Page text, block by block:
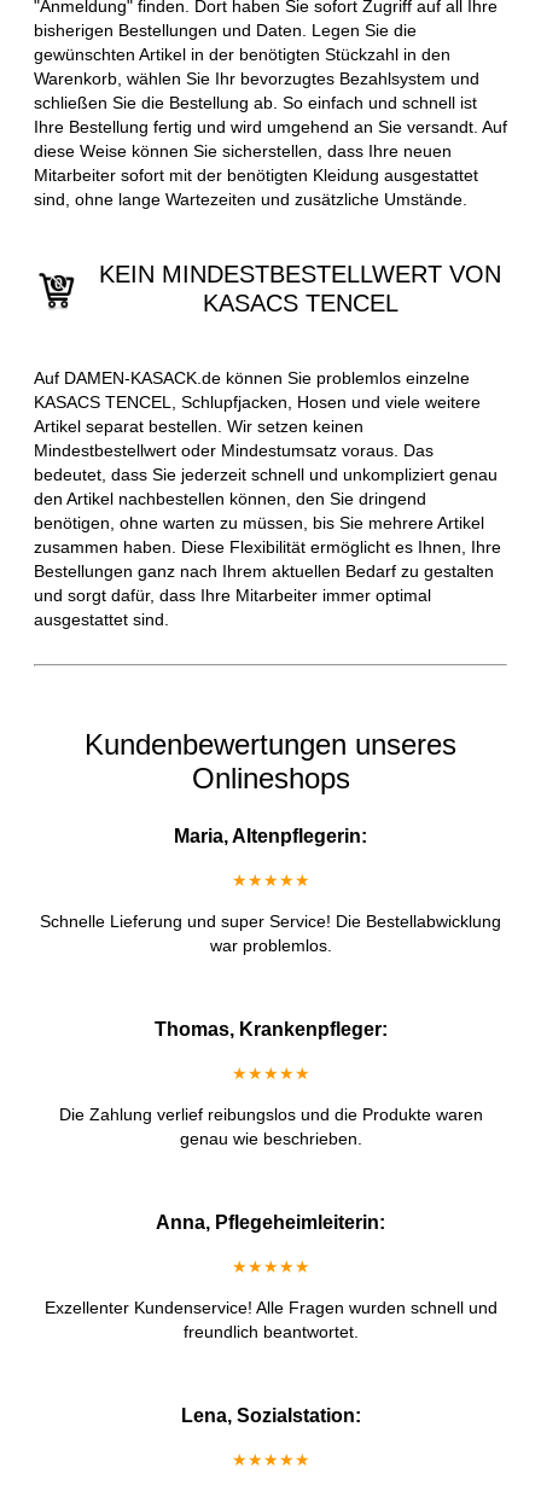
"Anmeldung" finden. Dort haben Sie sofort Zugriff auf all Ihre
bisherigen Bestellungen und Daten. Legen Sie die
gewünschten Artikel in der benötigten Stückzahl in den
Warenkorb, wählen Sie Ihr bevorzugtes Bezahlsystem und
schließen Sie die Bestellung ab. So einfach und schnell ist
Ihre Bestellung fertig und wird umgehend an Sie versandt. Auf
diese Weise können Sie sicherstellen, dass Ihre neuen
Mitarbeiter sofort mit der benötigten Kleidung ausgestattet
sind, ohne lange Wartezeiten und zusätzliche Umstände.
KEIN MINDESTBESTELLWERT VON
KASACS TENCEL
Auf DAMEN-KASACK.de können Sie problemlos einzelne
KASACS TENCEL, Schlupfjacken, Hosen und viele weitere
Artikel separat bestellen. Wir setzen keinen
Mindestbestellwert oder Mindestumsatz voraus. Das
bedeutet, dass Sie jederzeit schnell und unkompliziert genau
den Artikel nachbestellen können, den Sie dringend
benötigen, ohne warten zu müssen, bis Sie mehrere Artikel
zusammen haben. Diese Flexibilität ermöglicht es Ihnen, Ihre
Bestellungen ganz nach Ihrem aktuellen Bedarf zu gestalten
und sorgt dafür, dass Ihre Mitarbeiter immer optimal
ausgestattet sind.
Kundenbewertungen unseres
Onlineshops
Maria, Altenpflegerin:
★★★★★
Schnelle Lieferung und super Service! Die Bestellabwicklung
war problemlos.
Thomas, Krankenpfleger:
★★★★★
Die Zahlung verlief reibungslos und die Produkte waren
genau wie beschrieben.
Anna, Pflegeheimleiterin:
★★★★★
Exzellenter Kundenservice! Alle Fragen wurden schnell und
freundlich beantwortet.
Lena, Sozialstation:
★★★★★